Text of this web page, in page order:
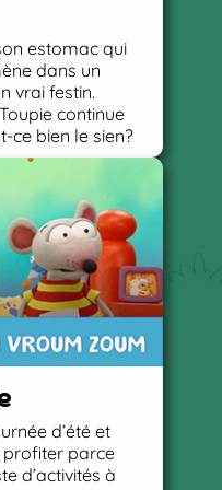
estomac qui
dans un
vrai festin.
continue
ce bien le sien?
d’été et
profiter parce
d’activités à